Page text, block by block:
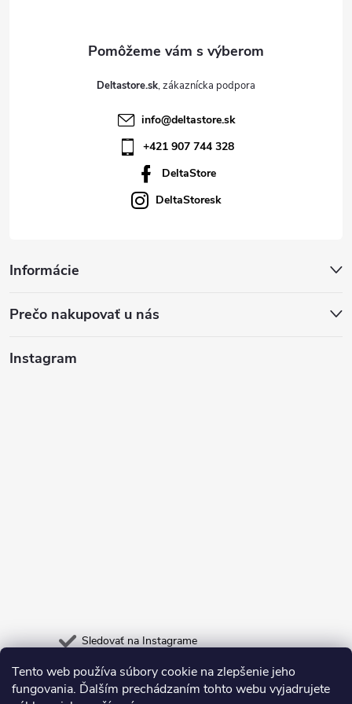
Tento web používa súbory cookie na zlepšenie jeho
fungovania. Ďalším prechádzaním tohto webu vyjadrujete
Deltastore.sk
info@deltastore.sk
+421 907 744 328
DeltaStore
DeltaStoresk
Informácie
Prečo nakupovať u nás
Instagram
Sledovať na Instagrame
Heureka.sk Odpadneš.sk